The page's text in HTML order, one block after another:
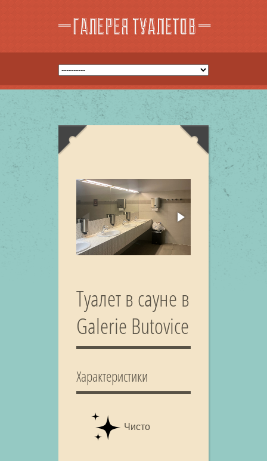
Туалет в сауне в
Galerie Butovice
Характеристики
Чисто